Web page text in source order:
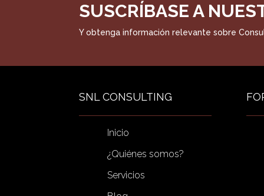
SUSCRÍBASE A
Y obtenga información relevante sobre
SNL CONSULTING
Inicio
¿Quiénes somos?
Servicios